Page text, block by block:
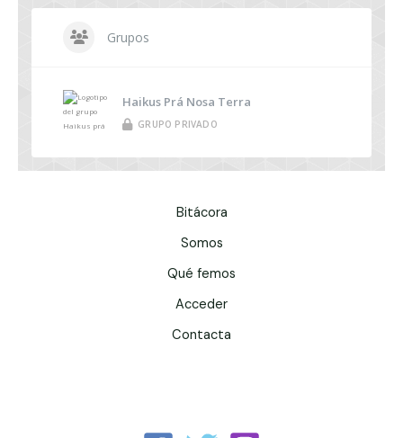
Grupos
Haikus Prá Nosa Terra
GRUPO PRIVADO
Bitácora
Somos
Qué femos
Acceder
Contacta